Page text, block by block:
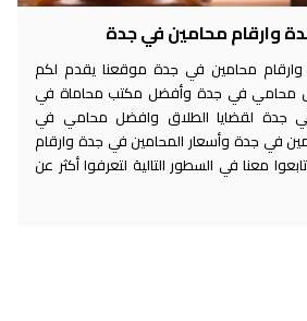
وارقام محامين في جدة
محامين في جدة موقعنا يقدم لكم
محامي في جدة وأفضل مكتب محاماة في
لقضايا الطلاق وافضل محامي في
في جدة وأسعار المحامين في جدة وارقام
معنا في السطور التالية لتعرفوا أكثر عن